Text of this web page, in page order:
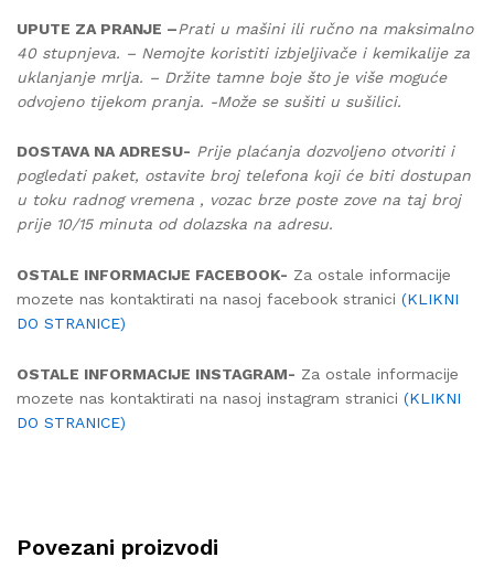
UPUTE ZA PRANJE –Prati u mašini ili ručno na maksimalno
40 stupnjeva. – Nemojte koristiti izbjeljivače i kemikalije za
uklanjanje mrlja. – Držite tamne boje što je više moguće
odvojeno tijekom pranja. -Može se sušiti u sušilici.
DOSTAVA NA ADRESU- Prije plaćanja dozvoljeno otvoriti i
pogledati paket, ostavite broj telefona koji će biti dostupan
u toku radnog vremena , vozac brze poste zove na taj broj
prije 10/15 minuta od dolazska na adresu.
OSTALE INFORMACIJE FACEBOOK- Za ostale informacije
mozete nas kontaktirati na nasoj facebook stranici (KLIKNI
DO STRANICE)
OSTALE INFORMACIJE INSTAGRAM- Za ostale informacije
mozete nas kontaktirati na nasoj instagram stranici (KLIKNI
DO STRANICE)
Povezani proizvodi